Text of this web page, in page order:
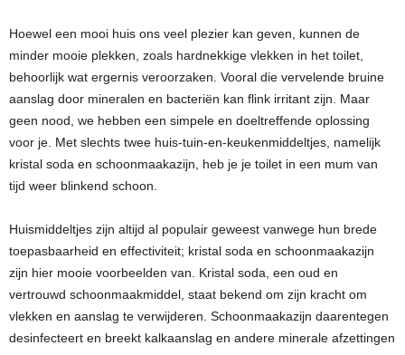
Hoewel een mooi huis ons veel plezier kan geven, kunnen de
minder mooie plekken, zoals hardnekkige vlekken in het toilet,
behoorlijk wat ergernis veroorzaken. Vooral die vervelende bruine
aanslag door mineralen en bacteriën kan flink irritant zijn. Maar
geen nood, we hebben een simpele en doeltreffende oplossing
voor je. Met slechts twee huis-tuin-en-keukenmiddeltjes, namelijk
kristal soda en schoonmaakazijn, heb je je toilet in een mum van
tijd weer blinkend schoon.
Huismiddeltjes zijn altijd al populair geweest vanwege hun brede
toepasbaarheid en effectiviteit; kristal soda en schoonmaakazijn
zijn hier mooie voorbeelden van. Kristal soda, een oud en
vertrouwd schoonmaakmiddel, staat bekend om zijn kracht om
vlekken en aanslag te verwijderen. Schoonmaakazijn daarentegen
desinfecteert en breekt kalkaanslag en andere minerale afzettingen